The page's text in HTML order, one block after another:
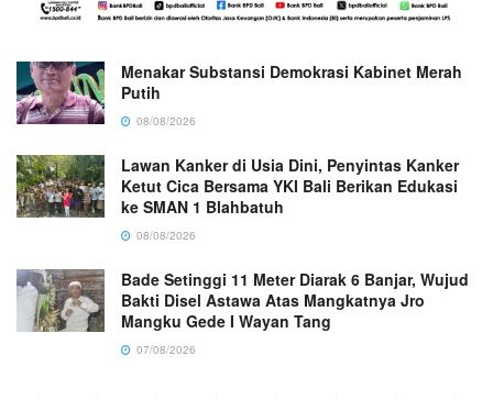
Menakar Substansi Demokrasi Kabinet Merah
Putih
08/08/2026
Lawan Kanker di Usia Dini, Penyintas Kanker
Ketut Cica Bersama YKI Bali Berikan Edukasi
ke SMAN 1 Blahbatuh
08/08/2026
Bade Setinggi 11 Meter Diarak 6 Banjar, Wujud
Bakti Disel Astawa Atas Mangkatnya Jro
Mangku Gede I Wayan Tang
07/08/2026